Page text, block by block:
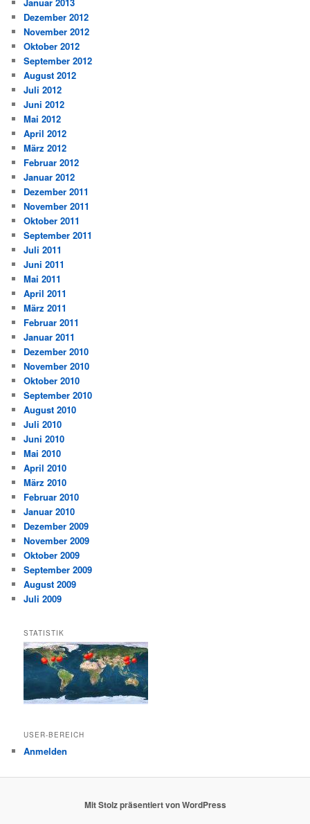
Dezember 2012
November 2012
Oktober 2012
September 2012
August 2012
Juli 2012
Juni 2012
Mai 2012
April 2012
März 2012
Februar 2012
Januar 2012
Dezember 2011
November 2011
Oktober 2011
September 2011
Juli 2011
Juni 2011
Mai 2011
April 2011
März 2011
Februar 2011
Januar 2011
Dezember 2010
November 2010
Oktober 2010
September 2010
August 2010
Juli 2010
Juni 2010
Mai 2010
April 2010
März 2010
Februar 2010
Januar 2010
Dezember 2009
November 2009
Oktober 2009
September 2009
August 2009
Juli 2009
STATISTIK
USER-BEREICH
Anmelden
Mit Stolz präsentiert von WordPress